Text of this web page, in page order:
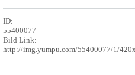
ID:
55400077
Bild Link:
http://img.yumpu.com/55400077/1/